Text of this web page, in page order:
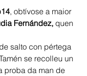
, obtívose a maior
Fernández, quen
salto con pértega
se recolleu un
proba da man de